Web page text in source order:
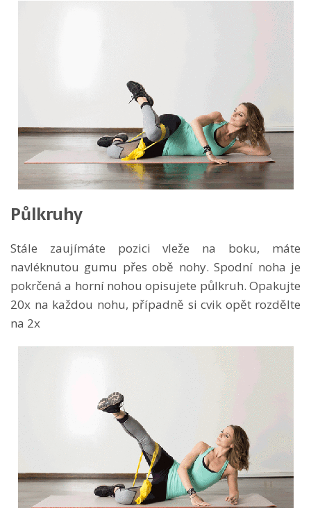
Půlkruhy
Stále zaujímáte pozici vleže na boku, máte
navléknutou gumu přes obě nohy. Spodní noha je
pokrčená a horní nohou opisujete půlkruh. Opakujte
20x na každou nohu, případně si cvik opět rozdělte
na 2x